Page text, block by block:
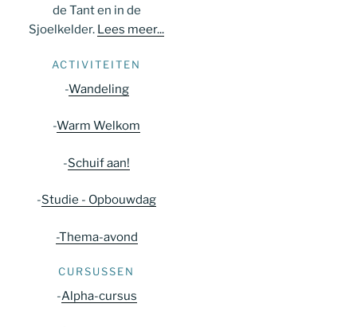
de Tant en in de
Sjoelkelder. Lees meer...
ACTIVITEITEN
-Wandeling
-Warm Welkom
-Schuif aan!
-Studie - Opbouwdag
-Thema-avond
CURSUSSEN
-Alpha-cursus